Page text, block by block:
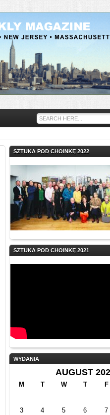
SZTUKA POD CHOINKĘ 2022
SZTUKA POD CHOINKĘ 2021
WYDANIA
AUGUST
M T W T F
3
4 5 6 7